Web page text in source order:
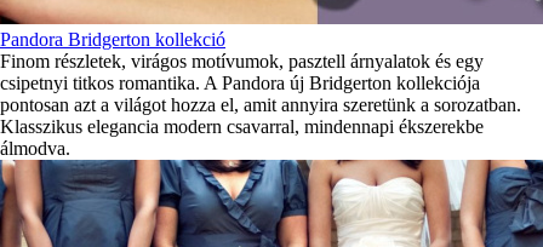
Pandora Bridgerton kollekció
Finom részletek, virágos motívumok, pasztell árnyalatok és egy
csipetnyi titkos romantika. A Pandora új Bridgerton kollekciója
pontosan azt a világot hozza el, amit annyira szeretünk a sorozatban.
Klasszikus elegancia modern csavarral, mindennapi ékszerekbe
álmodva.